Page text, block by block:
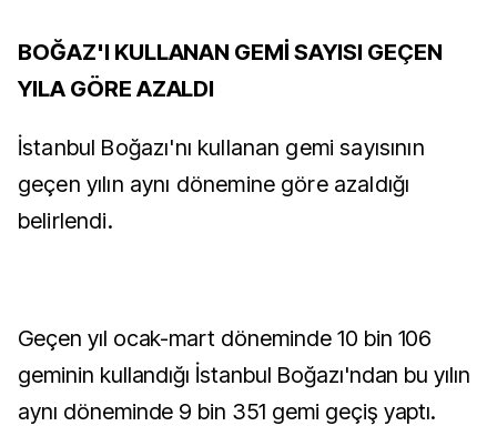
BOĞAZ'I KULLANAN GEMİ SAYISI GEÇEN
YILA GÖRE AZALDI
İstanbul Boğazı'nı kullanan gemi sayısının
geçen yılın aynı dönemine göre azaldığı
belirlendi.
Geçen yıl ocak-mart döneminde 10 bin 106
geminin kullandığı İstanbul Boğazı'ndan bu yılın
aynı döneminde 9 bin 351 gemi geçiş yaptı.